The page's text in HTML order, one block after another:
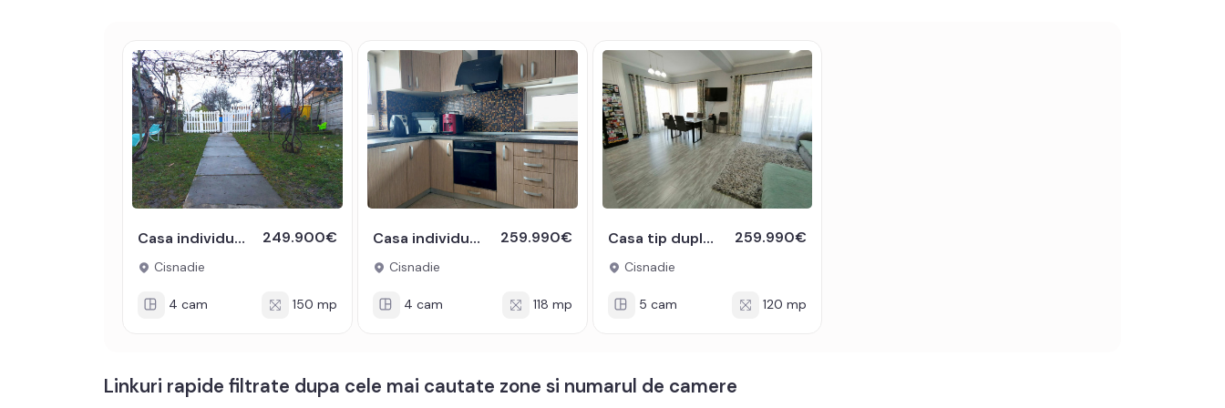
Casa individuala 4 camere 150 mp si teren liber 758 mp Cisnadie 249.900€
Cisnadie
4 cam 150 mp
Casa individuala 4 camere P+1E 118 mp cu teren Cisnadie 259.990€
Cisnadie
4 cam 118 mp
Casa tip duplex 5 camere 120 mpu complet mobilata si utilata Cisnadie 259.990€
Cisnadie
5 cam 120 mp
Linkuri rapide filtrate dupa cele mai cautate zone si numarul de camere